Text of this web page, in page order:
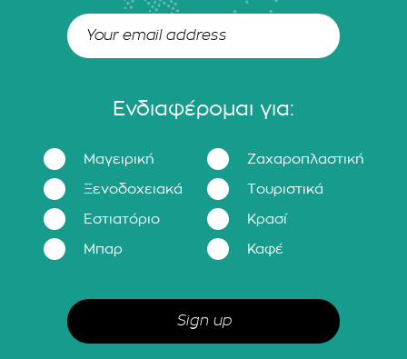
Ενδιαφέρομαι για:
Μαγειρική Ζαχαροπλαστική
Ξενοδοχειακά Τουριστικά
Εστιατόριο Κρασί
Μπαρ Καφέ